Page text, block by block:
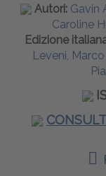
Autori: Gavin
Caroline
Edizione
Leveni,